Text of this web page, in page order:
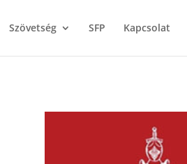
Szövetség SFP Kapcsolat